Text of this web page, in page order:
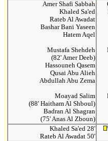
Amer Shafi Sabbah
Khaled Sa'ed
Rateb Al Awadat
Bashar Bani Yaseen
Hatem Aqel
Mustafa Shehdeh
(82' Amer Deeb)
Hassouneh Qasem
Qusai Abu Alieh
Abdullah Abu Zema
Moayad Salim
(88' Haitham Al Shboul)
Badran Al Shagran
(75' Anas Al Zboun)
Khaled Sa'ed 28'
Rateb Al Awadat 50'